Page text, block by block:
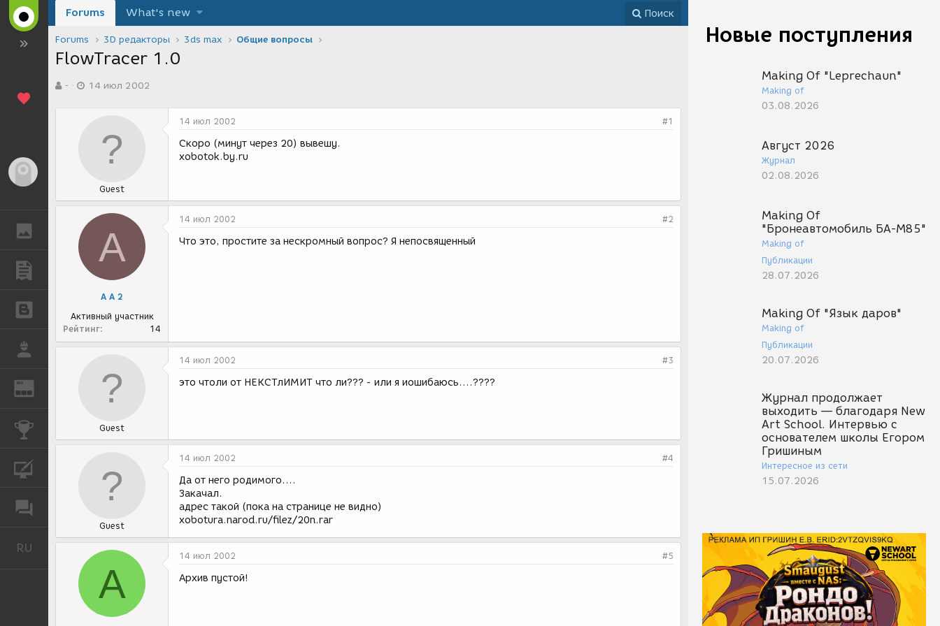
ГАЛЕРЕЯ
ПУБЛИКАЦИИ
REN
КОНКУРСЫ
RU
Новые поступления
Making Of "Leprechaun"
Making of
03.08.2026
Август 2026
Журнал
02.08.2026
Making Of
"Бронеавтомобиль БА-М85"
Making of
Публикации
28.07.2026
Making Of "Язык даров"
Making of
Публикации
20.07.2026
Журнал продолжает
выходить — благодаря New
Art School. Интервью с
основателем школы Егором
Гришиным
Интересное из сети
15.07.2026
Forums What's new Поиск
Forums 3D редакторы 3ds max Общие вопросы
FlowTracer 1.0
в-
а
и
14 июл 2002
Guest
14 июл 2002 #1
Скоро (минут через 20) вывешу.
xobotok.by.ru
А
А А 2
Активный участник
Рейтинг
14
14 июл 2002 #2
Что это, простите за нескромный вопрос? Я непосвященный
Guest
14 июл 2002 #3
это чтоли от НЕКСТлИМИТ что ли??? - или я иошибаюсь....????
Guest
14 июл 2002 #4
Да от него родимого....
Закачал.
адрес такой (пока на странице не видно)
xobotura.narod.ru/filez/20n.rar
A
14 июл 2002 #5
Архив пустой!